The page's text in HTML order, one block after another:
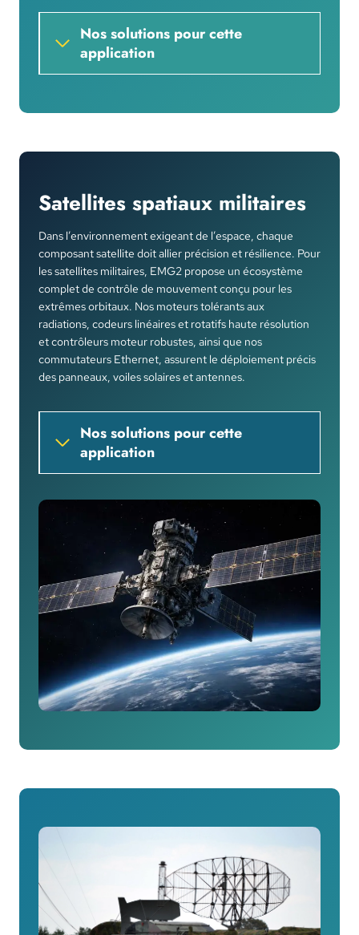
Nos solutions pour cette
application
Satellites spatiaux militaires
Dans l’environnement exigeant de l’espace, chaque
composant satellite doit allier précision et résilience. Pour
les satellites militaires, EMG2 propose un écosystème
complet de contrôle de mouvement conçu pour les
extrêmes orbitaux. Nos moteurs tolérants aux
radiations, codeurs linéaires et rotatifs haute résolution
et contrôleurs moteur robustes, ainsi que nos
commutateurs Ethernet, assurent le déploiement précis
des panneaux, voiles solaires et antennes.
Nos solutions pour cette
application